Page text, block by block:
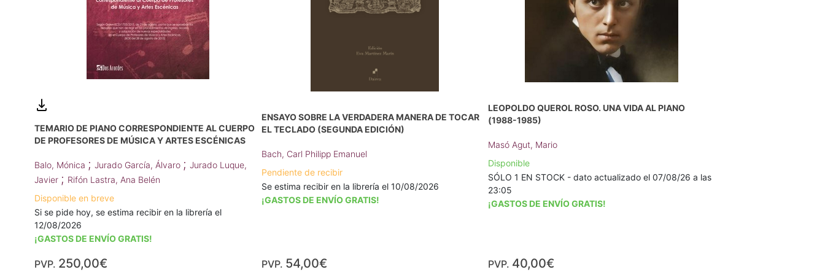
TEMARIO DE PIANO CORRESPONDIENTE AL CUERPO
DE PROFESORES DE MÚSICA Y ARTES ESCÉNICAS
Balo, Mónica ; Jurado García, Álvaro ; Jurado Luque,
Javier ; Rifón Lastra, Ana Belén
Disponible en breve
Si se pide hoy, se estima recibir en la librería el
12/08/2026
¡GASTOS DE ENVÍO GRATIS!
PVP. 250,00€
ENSAYO SOBRE LA VERDADERA MANERA DE TOCAR
EL TECLADO (SEGUNDA EDICIÓN)
Bach, Carl Philipp Emanuel
Pendiente de recibir
Se estima recibir en la librería el 10/08/2026
¡GASTOS DE ENVÍO GRATIS!
PVP. 54,00€
LEOPOLDO QUEROL ROSO. UNA VIDA AL PIANO
(1988-1985)
Masó Agut, Mario
Disponible
SÓLO 1 EN STOCK - dato actualizado el 07/08/26 a las
23:05
¡GASTOS DE ENVÍO GRATIS!
PVP. 40,00€